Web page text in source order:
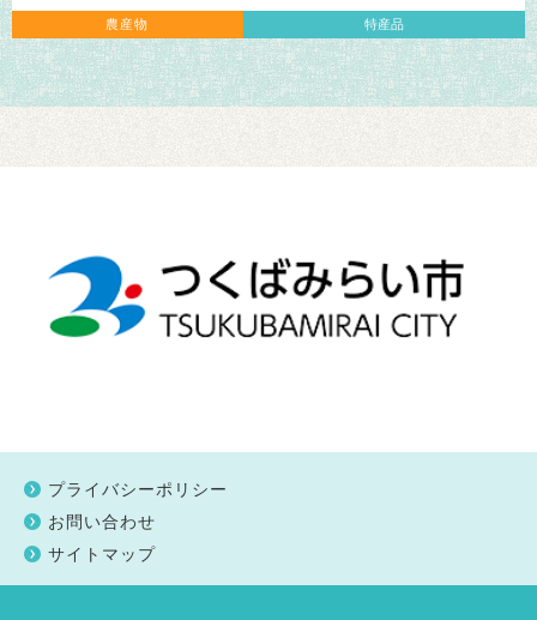
農産物 特産品
プライバシーポリシー
お問い合わせ
サイトマップ